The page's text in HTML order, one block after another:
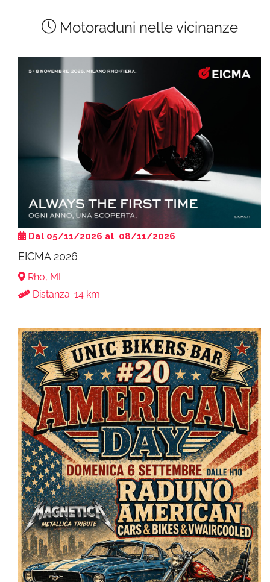
Motoraduni nelle vicinanze
Dal 05/11/2026 al 08/11/2026
EICMA 2026
Rho, MI
Distanza: 14 km